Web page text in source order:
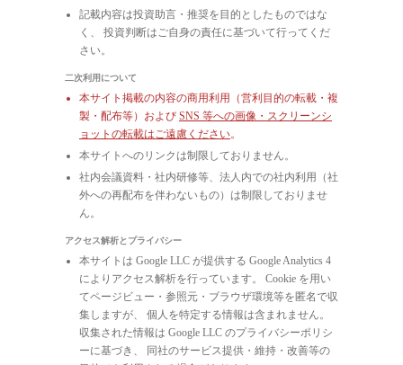
記載内容は投資助言・推奨を目的としたものではな
く、 投資判断はご自身の責任に基づいて行ってくだ
さい。
二次利用について
本サイト掲載の内容の商用利用（営利目的の転載・複
製・配布等）および SNS 等への画像・スクリーンシ
ョットの転載はご遠慮ください。
本サイトへのリンクは制限しておりません。
社内会議資料・社内研修等、法人内での社内利用（社
外への再配布を伴わないもの）は制限しておりませ
ん。
アクセス解析とプライバシー
本サイトは Google LLC が提供する Google Analytics 4
によりアクセス解析を行っています。 Cookie を用い
てページビュー・参照元・ブラウザ環境等を匿名で収
集しますが、 個人を特定する情報は含まれません。
収集された情報は Google LLC のプライバシーポリシ
ーに基づき、 同社のサービス提供・維持・改善等の